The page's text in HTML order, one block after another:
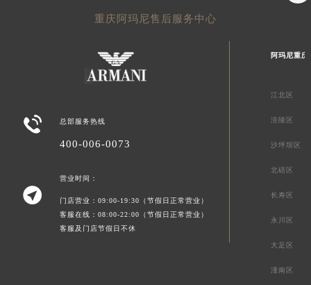
重庆阿玛尼售后服务中心
 总部服务热线
400-006-0073

营业时间：
门店营业：09:00-19:30（节假日正常营业）
客服在线：08:00-22:00（节假日正常营业）
客服及门店节假日不休
阿玛尼重
江北区
涪陵区
沙坪坝区
北碚区
长寿区
永川区
大足区
潼南区